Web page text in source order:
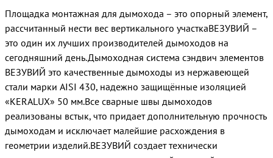
Площадка монтажная для дымохода – это опорный элемент,
рассчитанный нести вес вертикального участкаВЕЗУВИЙ –
это один их лучших производителей дымоходов на
сегодняшний день.Дымоходная система сэндвич элементов
ВЕЗУВИЙ это качественные дымоходы из нержавеющей
стали марки AISI 430, надежно защищённые изоляцией
«KERALUX» 50 мм.Все сварные швы дымоходов
реализованы встык, что придает дополнительную прочность
дымоходам и исключает малейшие расхождения в
геометрии изделий.ВЕЗУВИЙ создает технически